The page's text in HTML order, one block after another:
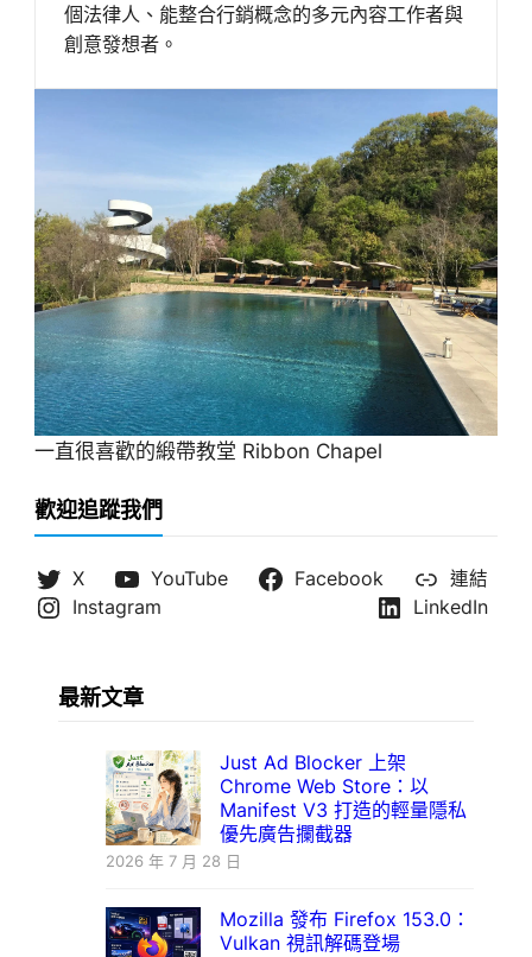
個法律人、能整合行銷概念的多元內容工作者與
創意發想者。
一直很喜歡的緞帶教堂 Ribbon Chapel
歡迎追蹤我們
X YouTube Facebook
連結
Instagram
LinkedIn
最新文章
Just Ad Blocker 上架
Chrome Web Store：以
Manifest V3 打造的輕量隱私
優先廣告攔截器
2026 年 7 月 28 日
Mozilla 發布 Firefox 153.0：
Vulkan 視訊解碼登場